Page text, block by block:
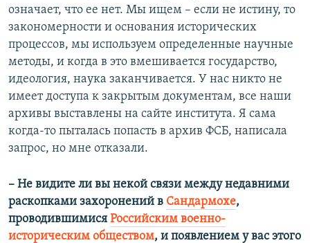
означает, что ее нет. Мы ищем – если не истину, то
закономерности и основания исторических
процессов, мы используем определенные научные
методы, и когда в это вмешивается государство,
идеология, наука заканчивается. У нас никто не
имеет доступа к закрытым документам, все наши
архивы выставлены на сайте института. Я сама
когда-то пыталась попасть в архив ФСБ, написала
запрос, но мне отказали.
– Не видите ли вы некой связи между недавними
раскопками захоронений в Сандармохе,
проводившимися Российским военно-
историческим обществом, и появлением у вас этого